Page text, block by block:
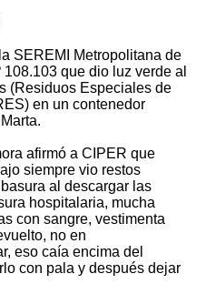
SEREMI Metropolitana de
que dio luz verde al
(Residuos Especiales de
en un contenedor
afirmó a CIPER que
siempre vio restos
al descargar las
hospitalaria, mucha
con sangre, vestimenta
no en
eso caía encima del
con pala y después dejar